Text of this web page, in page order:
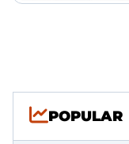
POPULAR